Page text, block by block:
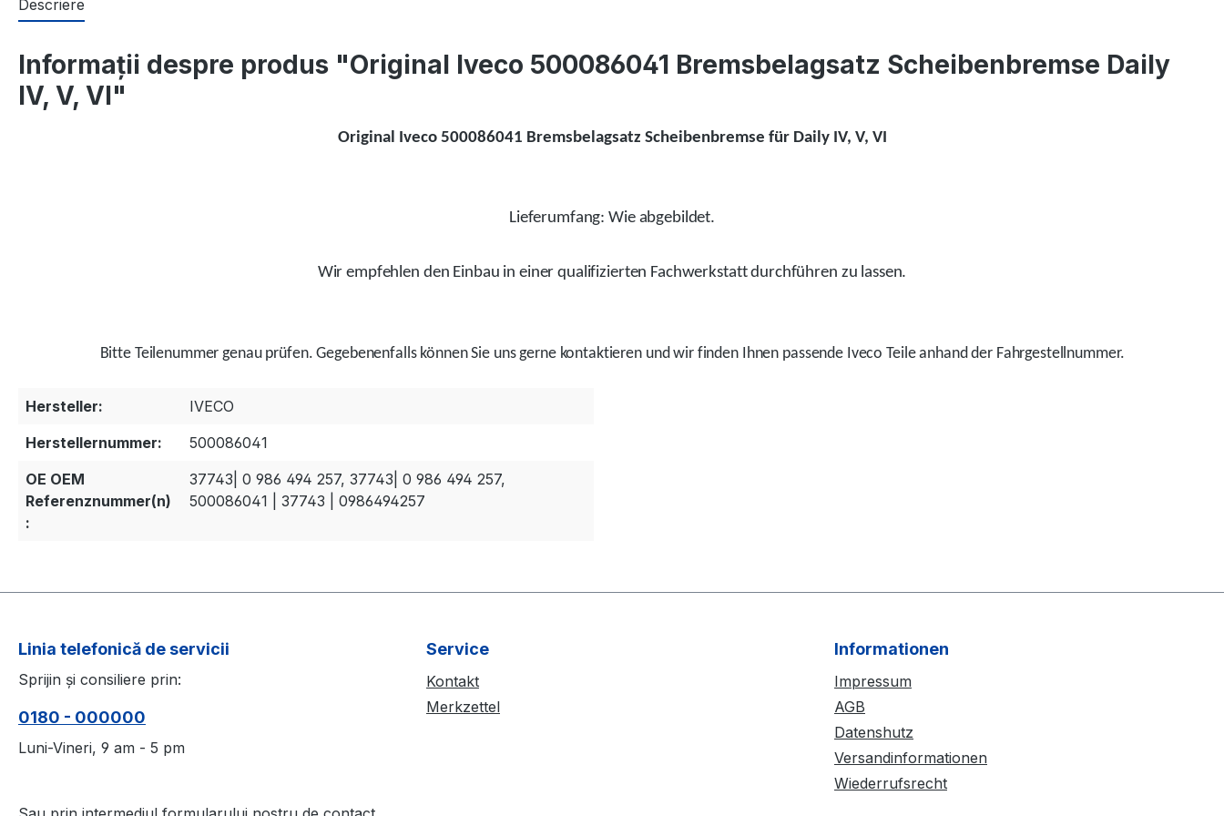
Descriere
Informații despre produs "Original Iveco 500086041 Bremsbelagsatz Scheibenbremse Daily
IV, V, VI"
Original Iveco 500086041 Bremsbelagsatz Scheibenbremse für Daily IV, V, VI
Lieferumfang: Wie abgebildet.
Wir empfehlen den Einbau in einer qualifizierten Fachwerkstatt durchführen zu lassen.
Bitte Teilenummer genau prüfen.Gegebenenfallskönnen Sie uns gerne kontaktieren und wir findenIhnen passende Iveco Teile anhand der Fahrgestellnummer.
Hersteller:
IVECO
Herstellernummer:
500086041
OE OEM
Referenznummer(n)
:
37743| 0 986 494 257, 37743| 0 986 494 257,
500086041 | 37743 | 0986494257
Linia telefonică de servicii
Sprijin și consiliere prin:
0180 - 000000
Luni-Vineri, 9 am - 5 pm
Service
Kontakt
Merkzettel
Informationen
Impressum
AGB
Datenshutz
Versandinformationen
Wiederrufsrecht